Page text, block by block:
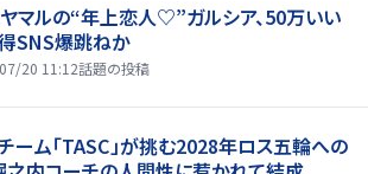
マルの“年上恋人♡”ガルシア、50万いい
SNS爆跳ねか
20 11:12話題の投稿
ーム「TASC」が挑む2028年ロス五輪への